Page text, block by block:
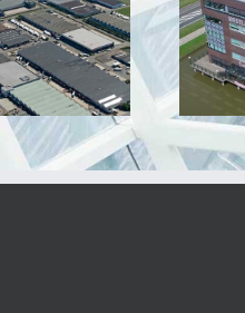
Westlandse Poort